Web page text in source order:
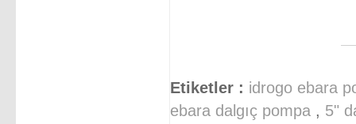
Etiketler : idrogo ebara
ebara dalgıç pompa , 5"